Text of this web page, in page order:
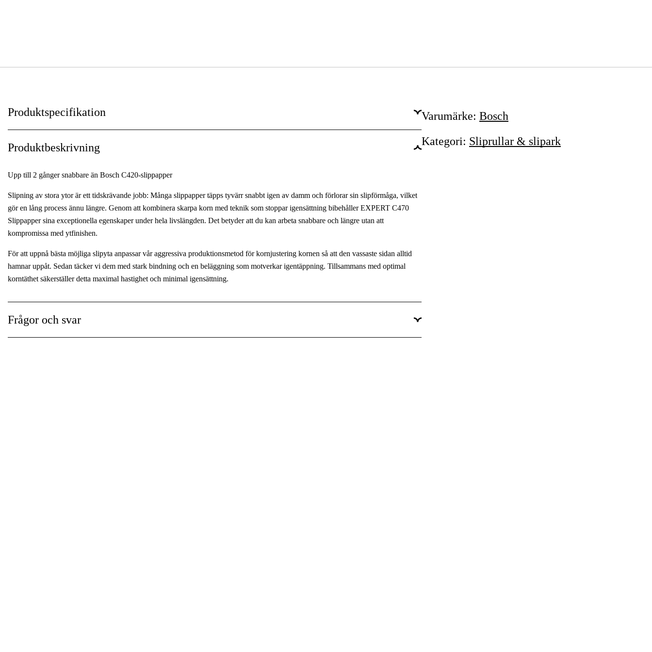
Produktspecifikation
Antal hål:
14 st
Användningsmarknader: Måleri & Handel, Marin, Gör det själv
Förpackningsstorlek:
Produktbeskrivning
Upp till 2 gånger snabbare än Bosch C420-slippapper
Slipning av stora ytor är ett tidskrävande jobb: Många slippapper täpps tyvärr snabbt igen av damm och förlorar sin slipförmåga, vilket
gör en lång process ännu längre. Genom att kombinera skarpa korn med teknik som stoppar igensättning bibehåller EXPERT C470
Slippapper sina exceptionella egenskaper under hela livslängden. Det betyder att du kan arbeta snabbare och längre utan att
kompromissa med ytfinishen.
För att uppnå bästa möjliga slipyta anpassar vår aggressiva produktionsmetod för kornjustering kornen så att den vassaste sidan alltid
hamnar uppåt. Sedan täcker vi dem med stark bindning och en beläggning som motverkar igentäppning. Tillsammans med optimal
korntäthet säkerställer detta maximal hastighet och minimal igensättning.
Passar alla maskiner med kardborre oavsett hålbild.
Frågor och svar
Varumärke: Bosch
Kategori: Sliprullar & slipark